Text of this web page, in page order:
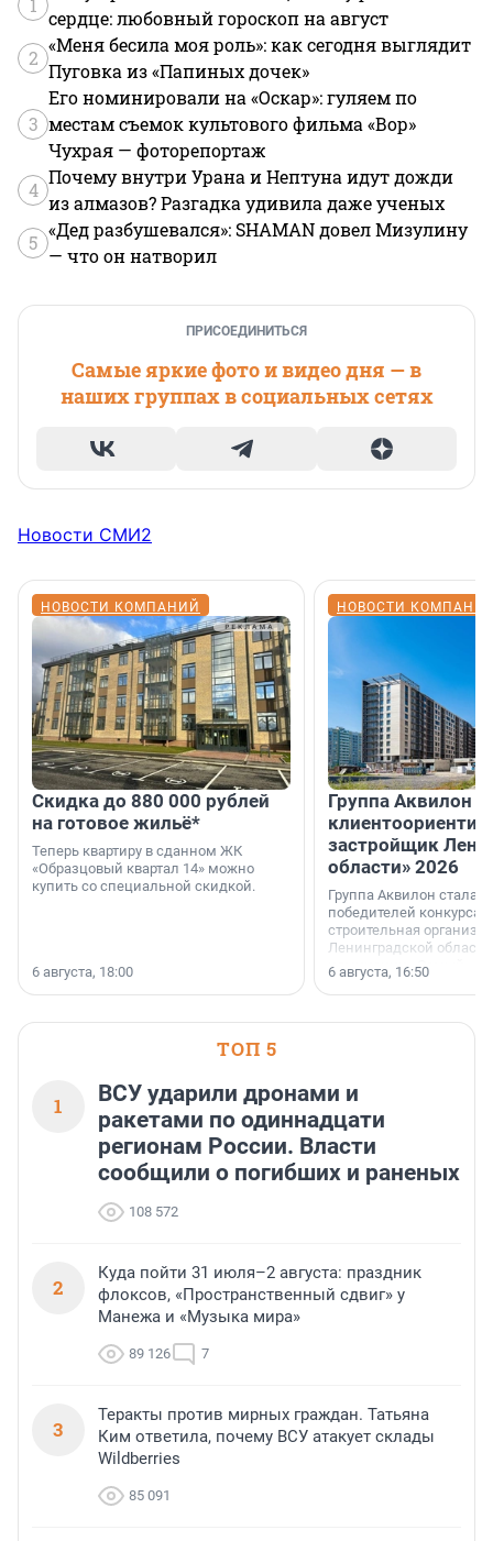
1
сердце: любовный гороскоп на август
2
«Меня бесила моя роль»: как сегодня выглядит
Пуговка из «Папиных дочек»
3
Его номинировали на «Оскар»: гуляем по
местам съемок культового фильма «Вор»
Чухрая — фоторепортаж
4
Почему внутри Урана и Нептуна идут дожди
из алмазов? Разгадка удивила даже ученых
5
«Дед разбушевался»: SHAMAN довел Мизулину
— что он натворил
ПРИСОЕДИНИТЬСЯ
Самые яркие фото и видео дня — в
наших группах в социальных сетях
Новости СМИ2
НОВОСТИ КОМПАНИЙ
Скидка до 880 000 рублей
на готовое жильё*
Теперь квартиру в сданном ЖК
«Образцовый квартал 14» можно
купить со специальной скидкой.
6 августа, 18:00
НОВОСТИ
Группа Аквилон
застройщик
области» 2026
Группа Аквилон стала
победителей конкурса
строительная
Ленинградской области
номинации «Самый
застройщик
области».
6 августа, 16:50
ТОП 5
1
ВСУ ударили дронами и
ракетами по одиннадцати
регионам России. Власти
сообщили о погибших и раненых
108 572
2
Куда пойти 31 июля–2 августа: праздник
флоксов, «Пространственный сдвиг» у
Манежа и «Музыка мира»
89 126 7
3
Теракты против мирных граждан. Татьяна
Ким ответила, почему ВСУ атакует склады
Wildberries
85 091